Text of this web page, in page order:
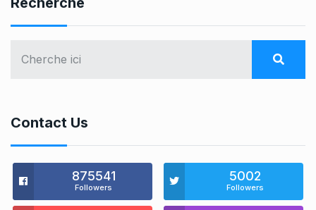
Contact Us
875541
Followers
5002
Followers